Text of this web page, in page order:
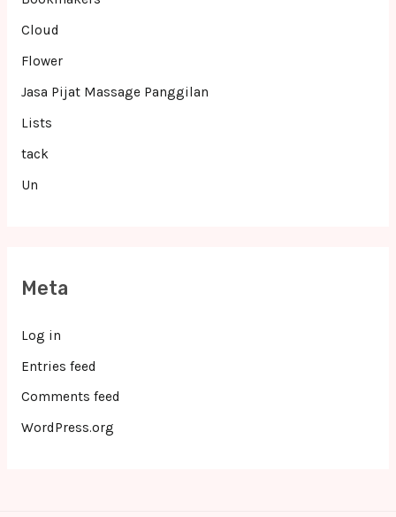
Cloud
Flower
Jasa Pijat Massage Panggilan
Lists
tack
Un
Meta
Log in
Entries feed
Comments feed
WordPress.org